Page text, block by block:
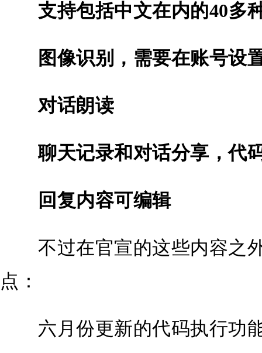
支持包括中文在内的40多
图像识别，需要在账号设
对话朗读
聊天记录和对话分享，代
回复内容可编辑
不过在官宣的这些内容之
点：
六月份更新的代码执行功